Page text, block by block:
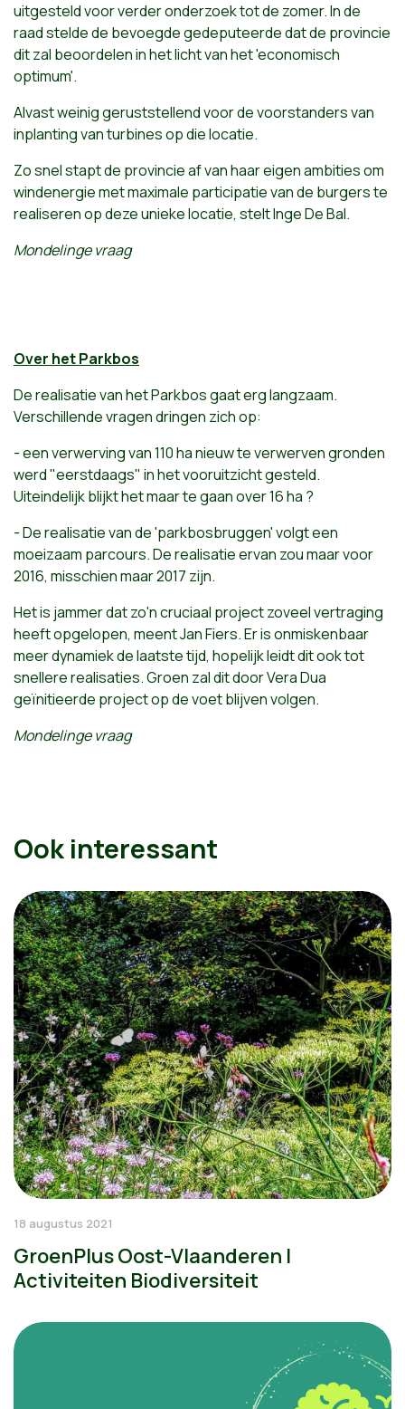
uitgesteld voor verder onderzoek tot de zomer. In de
raad stelde de bevoegde gedeputeerde dat de provincie
dit zal beoordelen in het licht van het 'economisch
optimum'.
Alvast weinig geruststellend voor de voorstanders van
inplanting van turbines op die locatie.
Zo snel stapt de provincie af van haar eigen ambities om
windenergie met maximale participatie van de burgers te
realiseren op deze unieke locatie, stelt Inge De Bal.
Mondelinge vraag
Over het Parkbos
De realisatie van het Parkbos gaat erg langzaam.
Verschillende vragen dringen zich op:
- een verwerving van 110 ha nieuw te verwerven gronden
werd "eerstdaags" in het vooruitzicht gesteld.
Uiteindelijk blijkt het maar te gaan over 16 ha ?
- De realisatie van de 'parkbosbruggen' volgt een
moeizaam parcours. De realisatie ervan zou maar voor
2016, misschien maar 2017 zijn.
Het is jammer dat zo'n cruciaal project zoveel vertraging
heeft opgelopen, meent Jan Fiers. Er is onmiskenbaar
meer dynamiek de laatste tijd, hopelijk leidt dit ook tot
snellere realisaties. Groen zal dit door Vera Dua
geïnitieerde project op de voet blijven volgen.
Mondelinge vraag
Ook interessant
18 augustus 2021
GroenPlus Oost-Vlaanderen |
Activiteiten Biodiversiteit